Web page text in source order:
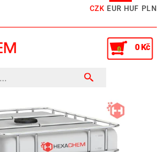
CZK EUR HUF PLN
0 0 Kč